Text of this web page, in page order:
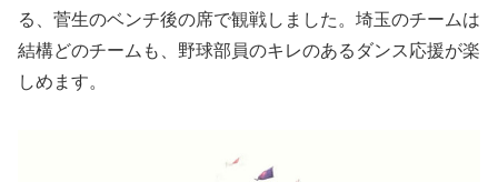
る、菅生のベンチ後の席で観戦しました。埼玉のチームは
結構どのチームも、野球部員のキレのあるダンス応援が楽
しめます。